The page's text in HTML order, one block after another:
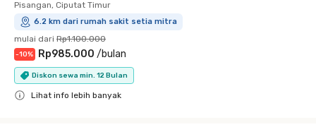
Pisangan, Ciputat Timur
6.2 km dari rumah sakit setia mitra
mulai dari Rp1.100.000
-10% Rp985.000 /bulan
Diskon sewa min. 12 Bulan
Lihat info lebih banyak